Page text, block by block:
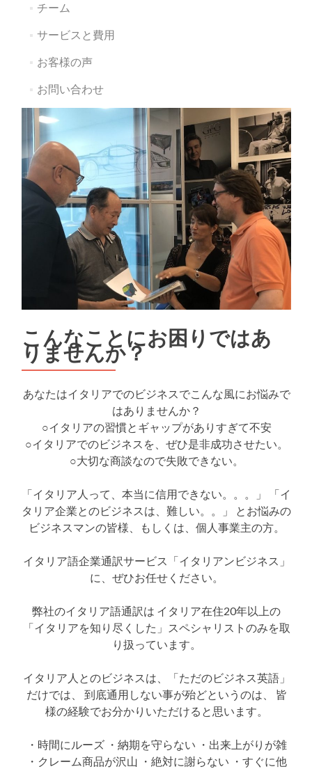
チーム
サービスと費用
お客様の声
お問い合わせ
こんなことにお困りではあ
りませんか？
あなたはイタリアでのビジネスでこんな風にお悩みで
はありませんか？
○イタリアの習慣とギャップがありすぎて不安
○イタリアでのビジネスを、ぜひ是非成功させたい。
○大切な商談なので失敗できない。
「イタリア人って、本当に信用できない。。。」 「イ
タリア企業とのビジネスは、難しい。。」 とお悩みの
ビジネスマンの皆様、もしくは、個人事業主の方。
イタリア語企業通訳サービス「イタリアンビジネス」
に、ぜひお任せください。
弊社のイタリア語通訳は イタリア在住20年以上の
「イタリアを知り尽くした」スペシャリストのみを取
り扱っています。
イタリア人とのビジネスは、「ただのビジネス英語」
だけでは、 到底通用しない事が殆どというのは、 皆
様の経験でお分かりいただけると思います。
・時間にルーズ ・納期を守らない ・出来上がりが雑
・クレーム商品が沢山 ・絶対に謝らない ・すぐに他